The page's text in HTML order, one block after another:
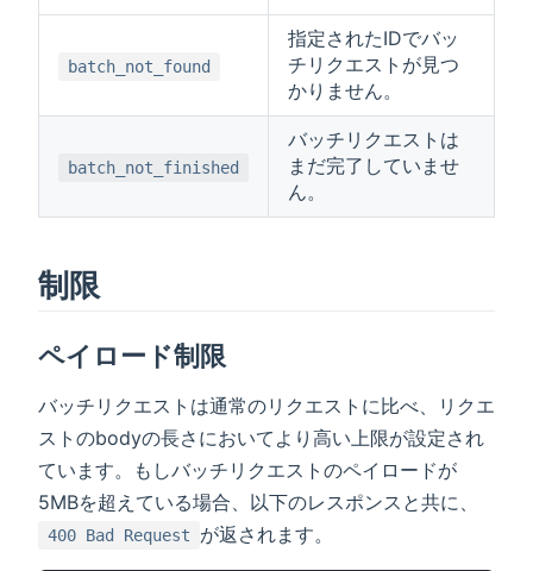
batch_not_found
指定されたIDでバッ
チリクエストが見つ
かりません。
batch_not_finished
バッチリクエストは
まだ完了していませ
ん。
制限
ペイロード制限
バッチリクエストは通常のリクエストに比べ、リクエ
ストのbodyの長さにおいてより高い上限が設定され
ています。もしバッチリクエストのペイロードが
5MBを超えている場合、以下のレスポンスと共に、
400 Bad Request が返されます。